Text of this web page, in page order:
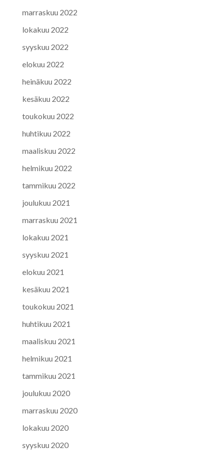
marraskuu 2022
lokakuu 2022
syyskuu 2022
elokuu 2022
heinäkuu 2022
kesäkuu 2022
toukokuu 2022
huhtikuu 2022
maaliskuu 2022
helmikuu 2022
tammikuu 2022
joulukuu 2021
marraskuu 2021
lokakuu 2021
syyskuu 2021
elokuu 2021
kesäkuu 2021
toukokuu 2021
huhtikuu 2021
maaliskuu 2021
helmikuu 2021
tammikuu 2021
joulukuu 2020
marraskuu 2020
lokakuu 2020
syyskuu 2020